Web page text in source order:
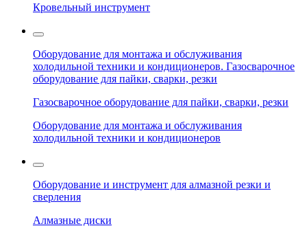
Кровельный инструмент
Оборудование для монтажа и обслуживания
холодильной техники и кондиционеров. Газосварочное
оборудование для пайки, сварки, резки
Газосварочное оборудование для пайки, сварки, резки
Оборудование для монтажа и обслуживания
холодильной техники и кондиционеров
Оборудование и инструмент для алмазной резки и
сверления
Алмазные диски